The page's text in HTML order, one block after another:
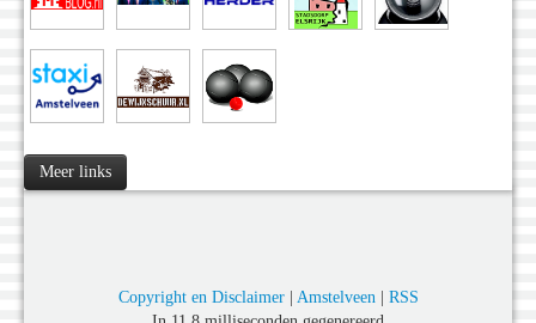
Meer links
Copyright en Disclaimer| Amstelveen| RSS